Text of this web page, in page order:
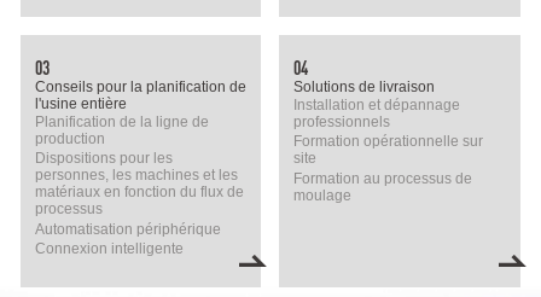
03
Conseils pour la planification de
l'usine entière
Planification de la ligne de
production
Dispositions pour les
personnes, les machines et les
matériaux en fonction du flux de
processus
Automatisation périphérique
Connexion intelligente
04
Solutions de livraison
Installation et dépannage
professionnels
Formation opérationnelle sur
site
Formation au processus de
moulage